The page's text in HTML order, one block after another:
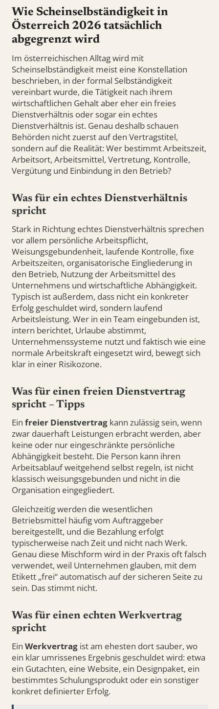
Wie Scheinselbständigkeit in
Österreich 2026 tatsächlich
abgegrenzt wird
Im österreichischen Alltag wird mit
Scheinselbständigkeit meist eine Konstellation
beschrieben, in der formal Selbständigkeit
vereinbart wurde, die Tätigkeit nach ihrem
wirtschaftlichen Gehalt aber eher ein freies
Dienstverhältnis oder sogar ein echtes
Dienstverhältnis ist. Genau deshalb schauen
Behörden nicht zuerst auf den Vertragstitel,
sondern auf die Realität: Wer bestimmt Arbeitszeit,
Arbeitsort, Arbeitsmittel, Vertretung, Kontrolle,
Vergütung und Einbindung in den Betrieb?
Was für ein echtes Dienstverhältnis
spricht
Stark in Richtung echtes Dienstverhältnis sprechen
vor allem persönliche Arbeitspflicht,
Weisungsgebundenheit, laufende Kontrolle, fixe
Arbeitszeiten, organisatorische Eingliederung in
den Betrieb, Nutzung der Arbeitsmittel des
Unternehmens und wirtschaftliche Abhängigkeit.
Typisch ist außerdem, dass nicht ein konkreter
Erfolg geschuldet wird, sondern laufend
Arbeitsleistung. Wer in ein Team eingebunden ist,
intern berichtet, Urlaube abstimmt,
Unternehmenssysteme nutzt und faktisch wie eine
normale Arbeitskraft eingesetzt wird, bewegt sich
klar in einer Risikozone.
Was für einen freien Dienstvertrag
spricht – Tipps
Ein freier Dienstvertrag kann zulässig sein, wenn
zwar dauerhaft Leistungen erbracht werden, aber
keine oder nur eingeschränkte persönliche
Abhängigkeit besteht. Die Person kann ihren
Arbeitsablauf weitgehend selbst regeln, ist nicht
klassisch weisungsgebunden und nicht in die
Organisation eingegliedert.
Gleichzeitig werden die wesentlichen
Betriebsmittel häufig vom Auftraggeber
bereitgestellt, und die Bezahlung erfolgt
typischerweise nach Zeit und nicht nach Werk.
Genau diese Mischform wird in der Praxis oft falsch
verwendet, weil Unternehmen glauben, mit dem
Etikett „frei“ automatisch auf der sicheren Seite zu
sein. Das stimmt nicht.
Was für einen echten Werkvertrag
spricht
Ein Werkvertrag ist am ehesten dort sauber, wo
ein klar umrissenes Ergebnis geschuldet wird: etwa
ein Gutachten, eine Website, ein Designpaket, ein
bestimmtes Schulungsprodukt oder ein sonstiger
konkret definierter Erfolg.